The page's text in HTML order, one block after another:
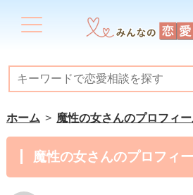
ホーム 魔性の女さんのプロフィ
魔性の女さんのプロフィ